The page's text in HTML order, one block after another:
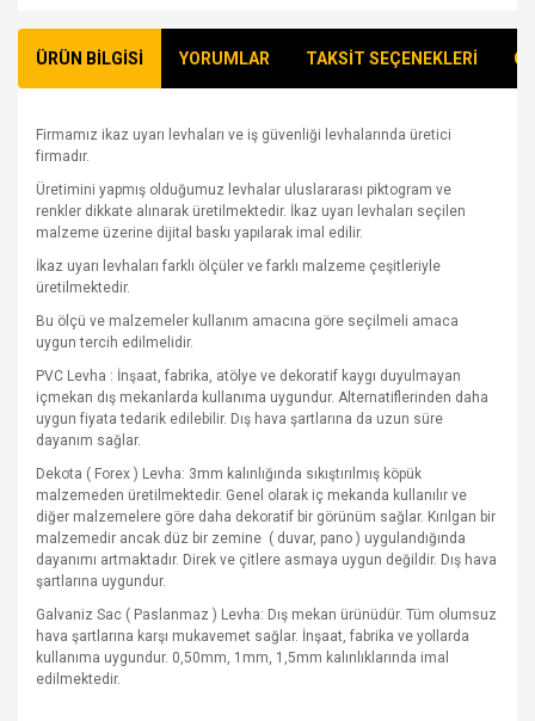
ÜRÜN BİLGİSİ YORUMLAR TAKSİT SEÇENEKLERİ
Firmamız ikaz uyarı levhaları ve iş güvenliği levhalarında üretici
firmadır.
Üretimini yapmış olduğumuz levhalar uluslararası piktogram ve
renkler dikkate alınarak üretilmektedir. İkaz uyarı levhaları seçilen
malzeme üzerine dijital baskı yapılarak imal edilir.
İkaz uyarı levhaları farklı ölçüler ve farklı malzeme çeşitleriyle
üretilmektedir.
Bu ölçü ve malzemeler kullanım amacına göre seçilmeli amaca
uygun tercih edilmelidir.
PVC Levha : İnşaat, fabrika, atölye ve dekoratif kaygı duyulmayan
içmekan dış mekanlarda kullanıma uygundur. Alternatiflerinden daha
uygun fiyata tedarik edilebilir. Dış hava şartlarına da uzun süre
dayanım sağlar.
Dekota ( Forex ) Levha: 3mm kalınlığında sıkıştırılmış köpük
malzemeden üretilmektedir. Genel olarak iç mekanda kullanılır ve
diğer malzemelere göre daha dekoratif bir görünüm sağlar. Kırılgan bir
malzemedir ancak düz bir zemine ( duvar, pano ) uygulandığında
dayanımı artmaktadır. Direk ve çitlere asmaya uygun değildir. Dış hava
şartlarına uygundur.
Galvaniz Sac ( Paslanmaz ) Levha: Dış mekan ürünüdür. Tüm olumsuz
hava şartlarına karşı mukavemet sağlar. İnşaat, fabrika ve yollarda
kullanıma uygundur. 0,50mm, 1mm, 1,5mm kalınlıklarında imal
edilmektedir.